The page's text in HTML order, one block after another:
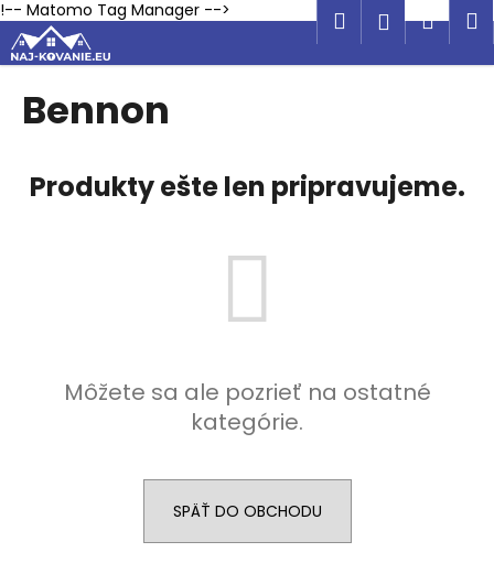
!-- Matomo Tag Manager --> Hľadať
košík
Bennon
Produkty ešte len pripravujeme.
Môžete sa ale pozrieť na ostatné
kategórie.
SPÄŤ DO OBCHODU
K
o
š Späť
Späť
Č
p
o